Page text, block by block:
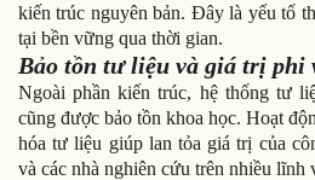
kiến trúc nguyên bản. Đây là yếu tố
tại bền vững qua thời gian.
Bảo tồn tư liệu và giá trị phi
Ngoài phần kiến trúc, hệ thống tư
cũng được bảo tồn khoa học. Hoạt
hóa tư liệu giúp lan tỏa giá trị của
và các nhà nghiên cứu trên nhiều lĩnh